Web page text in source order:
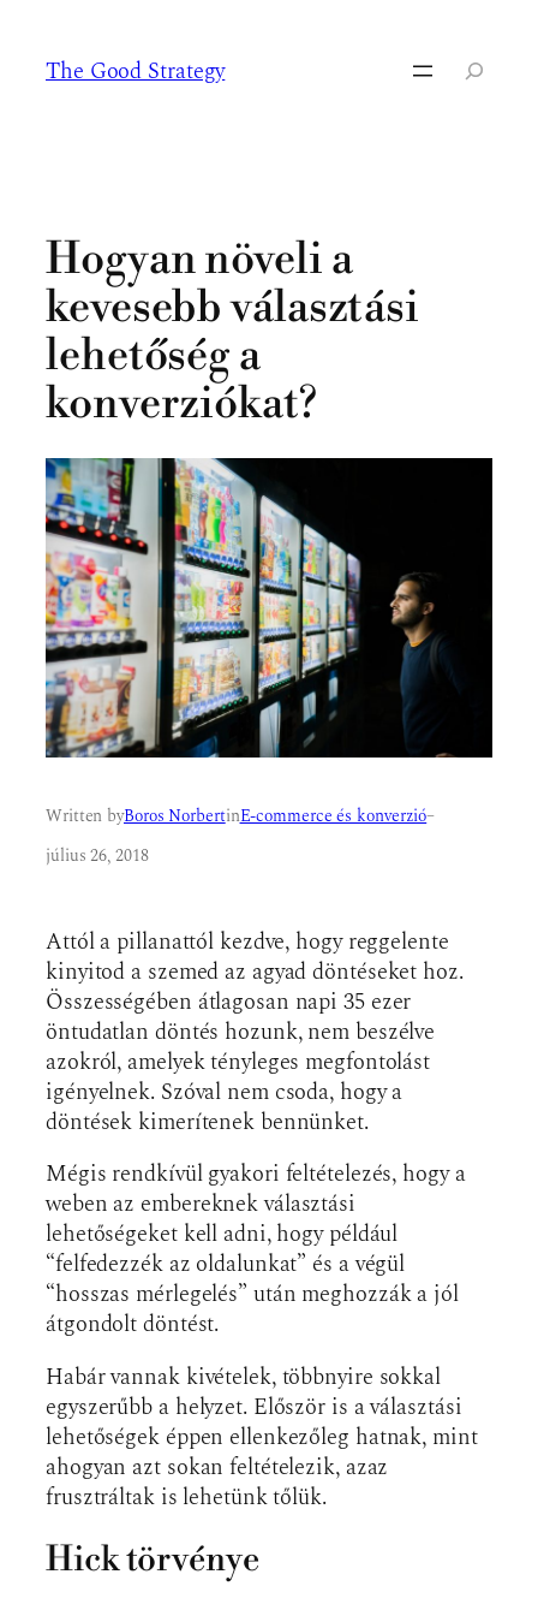
tartalomhoz
The Good Strategy Keresés
Hogyan növeli a
kevesebb választási
lehetőség a
konverziókat?
Written byBoros NorbertinE-commerce és konverzió–
július 26, 2018
Attól a pillanattól kezdve, hogy reggelente
kinyitod a szemed az agyad döntéseket hoz.
Összességében átlagosan napi 35 ezer
öntudatlan döntés hozunk, nem beszélve
azokról, amelyek tényleges megfontolást
igényelnek. Szóval nem csoda, hogy a
döntések kimerítenek bennünket.
Mégis rendkívül gyakori feltételezés, hogy a
weben az embereknek választási
lehetőségeket kell adni, hogy például
“felfedezzék az oldalunkat” és a végül
“hosszas mérlegelés” után meghozzák a jól
átgondolt döntést.
Habár vannak kivételek, többnyire sokkal
egyszerűbb a helyzet. Először is a választási
lehetőségek éppen ellenkezőleg hatnak, mint
ahogyan azt sokan feltételezik, azaz
frusztráltak is lehetünk tőlük.
Hick törvénye